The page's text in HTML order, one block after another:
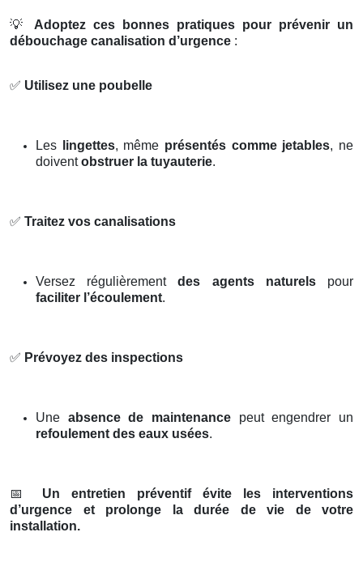
💡
Adoptez ces bonnes pratiques pour prévenir un
débouchage canalisation d’urgence :
✅ Utilisez une poubelle
Les lingettes, même présentés comme jetables, ne
doiventobstruer la tuyauterie.
✅ Traitez vos canalisations
Versez régulièrementdes agents naturelspour
faciliter l’écoulement.
✅ Prévoyez des inspections
Une absence de maintenance peut engendrer un
refoulement des eaux usées.
📅
Un entretien préventif évite les interventions
d’urgence et prolonge la durée de vie de votre
installation.